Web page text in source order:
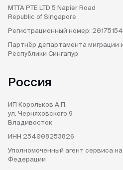
MTTA PTE LTD 5 Napier Road
Republic of Singapore
Регистрационный номер:
Партнёр департамента миграции
Республики Сингапур
Россия
ИП Корольков А.П.
ул. Черняховского 9
Владивосток
ИНН 254008253826
Уполномоченный агент сервиса
Федерации